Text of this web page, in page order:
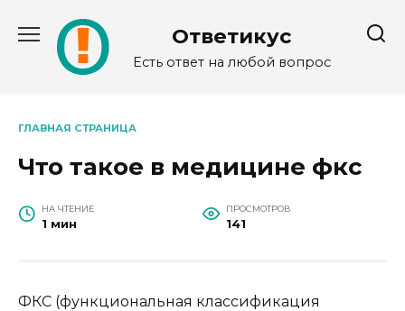
содержанию
Ответикус
Есть ответ на любой вопрос
ГЛАВНАЯ СТРАНИЦА
Что такое в медицине фкс
НА ЧТЕНИЕ
1 мин
ПРОСМОТРОВ
141
ФКС (функциональная классификация